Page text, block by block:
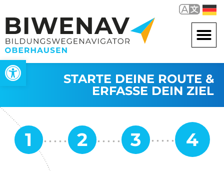
Werkzeugleiste öffnen
STARTE DEINE ROUTE &
ERFASSE DEIN ZIEL